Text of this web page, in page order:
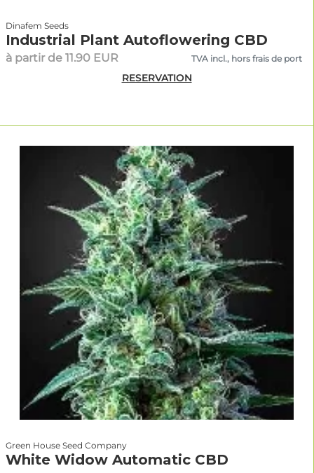
Dinafem Seeds
Industrial Plant Autoflowering CBD
à partir de 11.90 EUR TVA incl., hors frais de port
RESERVATION
Green House Seed Company
White Widow Automatic CBD